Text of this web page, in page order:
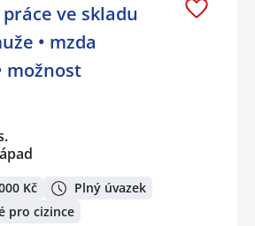
ve skladu
• mzda
možnost
Kč
Plný úvazek
pro cizince